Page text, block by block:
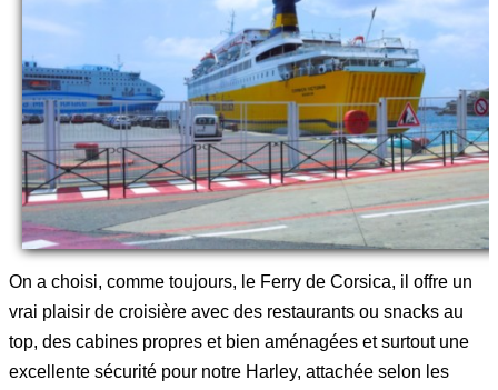
On a choisi, comme toujours, le Ferry de Corsica, il offre un
vrai plaisir de croisière avec des restaurants ou snacks au
top, des cabines propres et bien aménagées et surtout une
excellente sécurité pour notre Harley, attachée selon les